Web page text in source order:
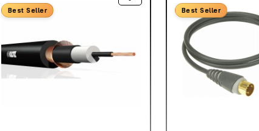
Best Seller Best Seller